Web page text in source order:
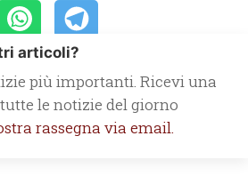
articoli?
più importanti. Ricevi una
le notizie del giorno
rassegna via email.